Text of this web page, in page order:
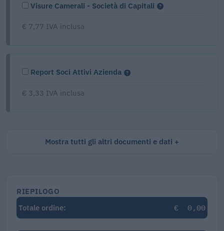
Visure Camerali - Società di Capitali
€ 7,77 IVA inclusa
Report Soci Attivi Azienda
€ 3,33 IVA inclusa
Mostra tutti gli altri documenti e dati
RIEPILOGO
Totale ordine:
€ 0,00